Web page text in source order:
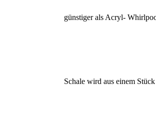
günstiger als Acryl-
Schale wird aus einem